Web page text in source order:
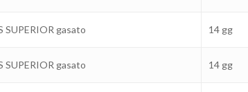
SUPERIOR gasato 14 gg
SUPERIOR gasato 14 gg